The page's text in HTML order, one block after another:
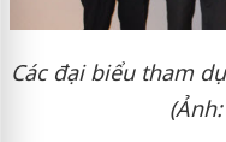
Các đại biểu tham